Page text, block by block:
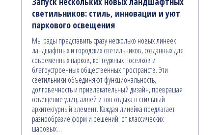
светильников: стиль, инновации и уют
паркового освещения
Мы рады представить сразу несколько новых линеек
ландшафтных и городских светильников, созданных для
современных парков, коттеджных поселков и
благоустроенных общественных пространств. Эти
светильники объединяют функциональность,
долговечность и привлекательный дизайн, превращая
освещение улиц, аллей и зон отдыха в стильный
архитектурный элемент. Каждая линейка предлагает
разнообразие форм и решений: от классических
шаровых…